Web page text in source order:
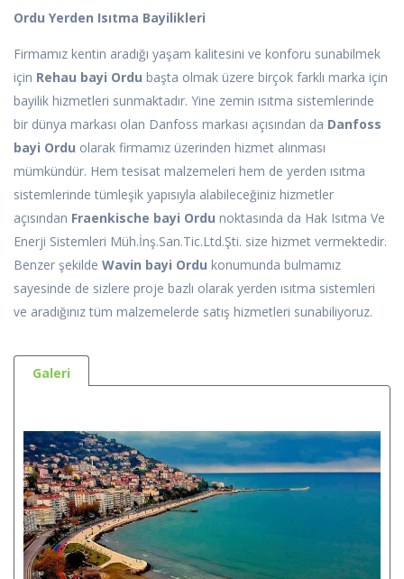
Ordu Yerden Isıtma Bayilikleri
Firmamız kentin aradığı yaşam kalitesini ve konforu sunabilmek
için Rehau bayi Ordu başta olmak üzere birçok farklı marka için
bayilik hizmetleri sunmaktadır. Yine zemin ısıtma sistemlerinde
bir dünya markası olan Danfoss markası açısından da Danfoss
bayi Ordu olarak firmamız üzerinden hizmet alınması
mümkündür. Hem tesisat malzemeleri hem de yerden ısıtma
sistemlerinde tümleşik yapısıyla alabileceğiniz hizmetler
açısından Fraenkische bayi Ordu noktasında da Hak Isıtma Ve
Enerji Sistemleri Müh.İnş.San.Tic.Ltd.Şti. size hizmet vermektedir.
Benzer şekilde Wavin bayi Ordu konumunda bulmamız
sayesinde de sizlere proje bazlı olarak yerden ısıtma sistemleri
ve aradığınız tüm malzemelerde satış hizmetleri sunabiliyoruz.
Galeri